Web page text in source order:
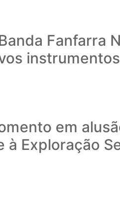
Fanfarra
instrumentos
em
à Exploração